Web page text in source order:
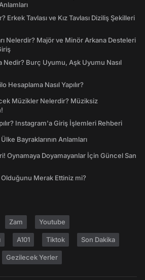
Erkek Tavlası ve Kız Tavlası Diziliş Şekilleri
Nelerdir? Majör ve Minör Arkana Desteleri
Nedir? Burç Uyumu, Aşk Uyumu Nasıl
Hesaplama Nasıl Yapılır?
Müzikler Nelerdir? Müziksiz
Instagram'a Giriş İşlemleri Rehberi
Bayraklarının Anlamları
Oynamaya Doyamayanlar İçin Güncel San
Merak Ettiniz mi?
Zam Youtube
A101 Tiktok Son Dakika
Gezilecek Yerler